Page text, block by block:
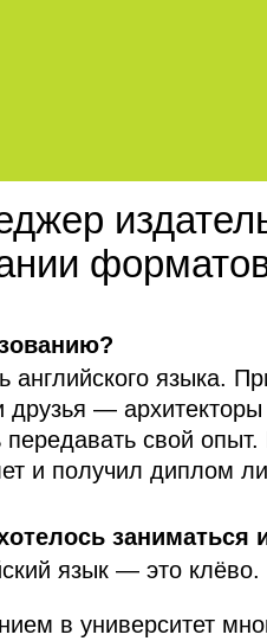
английского языка.
друзья —
передавать свой
и получил диплом
заниматься
язык — это клёво.
в университет